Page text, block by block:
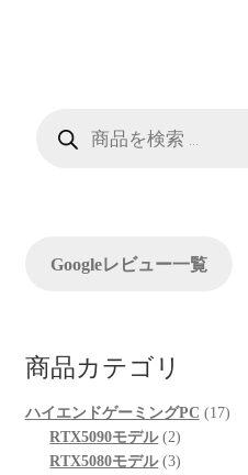
ー
ンGoogleレビュー一覧
商品カテゴリ
ハイエンドゲーミングPC 1717
RTX5090モデル 22
個
RTX5080モデル 33